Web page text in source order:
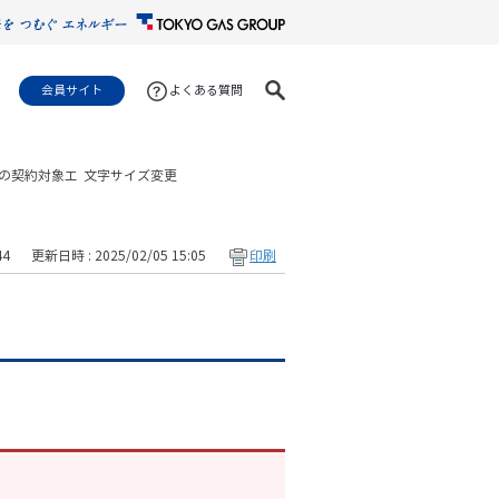
会員サイト よくある質問
文字サイズ変更
契約対象エ
更新日時 : 2025/02/05 15:05 印刷